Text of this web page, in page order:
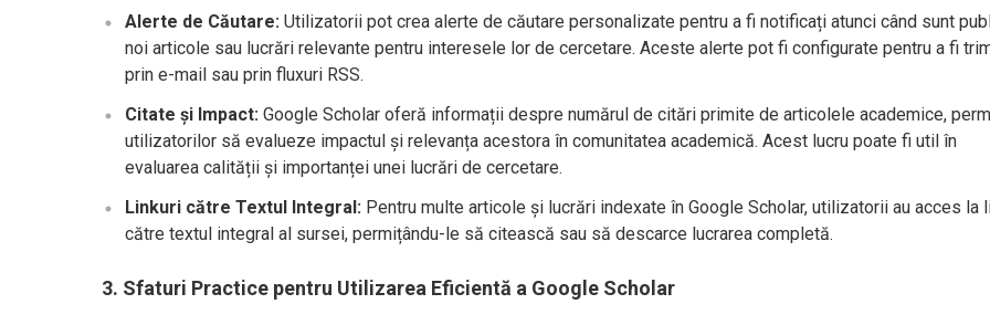
Alerte de Căutare: Utilizatorii pot crea alerte de căutare personalizate pentru a fi notificați atunci când sunt
noi articole sau lucrări relevante pentru interesele lor de cercetare. Aceste alerte pot fi configurate pentru a fi
prin e-mail sau prin fluxuri RSS.
Citate și Impact: Google Scholar oferă informații despre numărul de citări primite de articolele academice,
utilizatorilor să evalueze impactul și relevanța acestora în comunitatea academică. Acest lucru poate fi util în
evaluarea calității și importanței unei lucrări de cercetare.
Linkuri către Textul Integral: Pentru multe articole și lucrări indexate în Google Scholar, utilizatorii au acces la
către textul integral al sursei, permițându-le să citească sau să descarce lucrarea completă.
3. Sfaturi Practice pentru Utilizarea Eficientă a Google Scholar